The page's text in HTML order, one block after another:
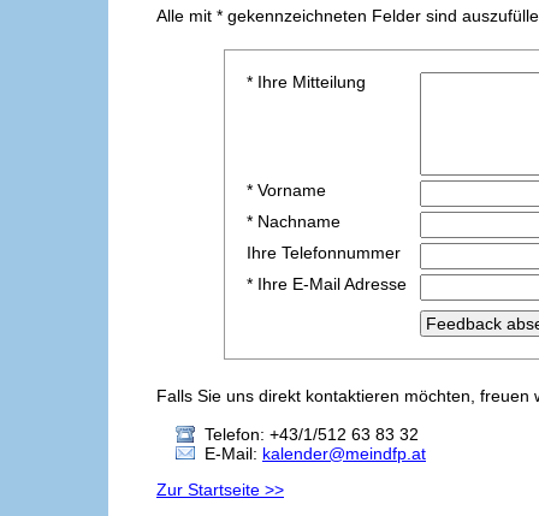
Alle mit * gekennzeichneten Felder sind
* Ihre Mitteilung
* Vorname
* Nachname
Ihre Telefonnummer
* Ihre E-Mail Adresse
Falls Sie uns direkt kontaktieren möchten,
Telefon: +43/1/512 63 83 32
E-Mail: kalender@meindfp.at
Zur Startseite >>